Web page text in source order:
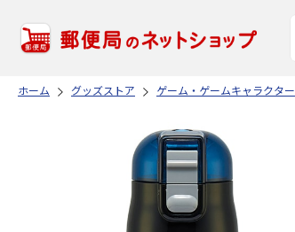
ホーム グッズストア ゲーム・ゲームキャラクター